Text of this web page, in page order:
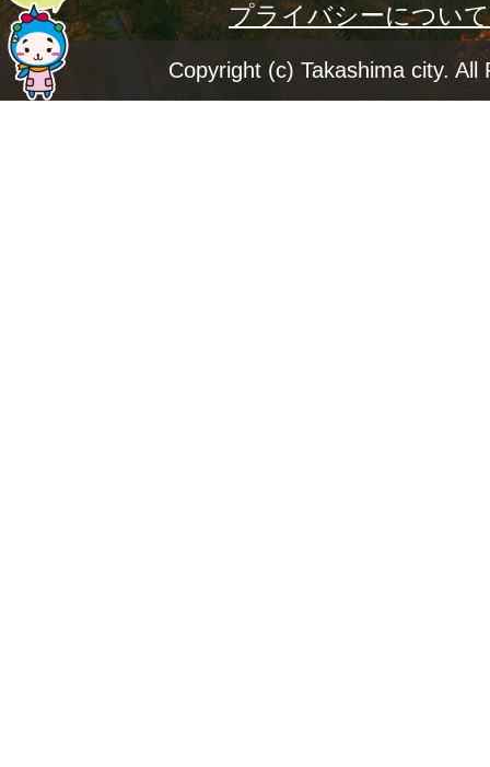
ー
ジ
プライバシーについて
Copyright (c) Takashima city. All